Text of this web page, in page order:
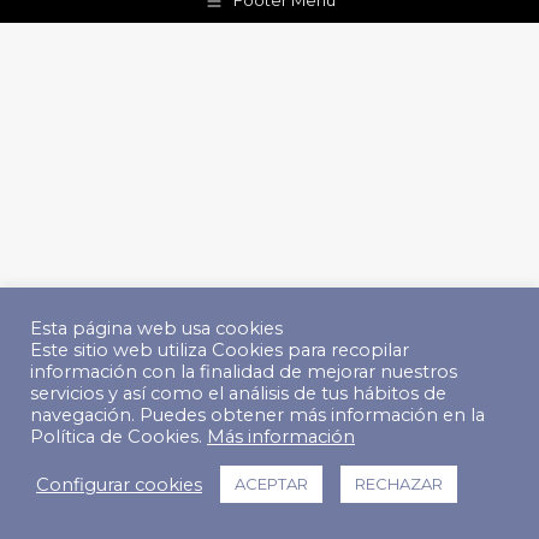
Esta página web usa cookies
Este sitio web utiliza Cookies para recopilar
información con la finalidad de mejorar nuestros
servicios y así como el análisis de tus hábitos de
navegación. Puedes obtener más información en la
Política de Cookies. Más información
Configurar cookies ACEPTAR RECHAZAR